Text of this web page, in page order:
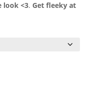
look <3. Get fleeky at